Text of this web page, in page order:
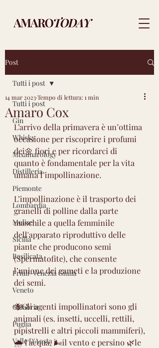
Post
Tutti i post
Gin
Whisky
Mixamarology
Distilleria
Piemonte
Lombardia
Molise
Sicilia
Basilicata
Friuli-Venezia Giulia
Veneto
Calabria
Puglia
Valle D'Aosta
Tutti i post
Amaro Cox
14 mar 2023Tempo di lettura: 1 min
L’arrivo della primavera è un’ottima
occasione per riscoprire i profumi
dei🌼 fiori e per ricordarci di
quanto è fondamentale per la vita
umana l’impollinazione.
L’impollinazione è il trasporto dei
granelli di polline dalla parte
maschile a quella femminile
dell'apparato riproduttivo delle
piante che producono semi
(Spermatofite), che consente
l’unione dei gameti e la produzione
dei semi.
🐝Gli agenti impollinatori sono gli
animali (es. insetti, uccelli, rettili,
pipistrelli e altri piccoli mammiferi),
🌧️ l'acqua, 🌬️il vento e persino 🌿le